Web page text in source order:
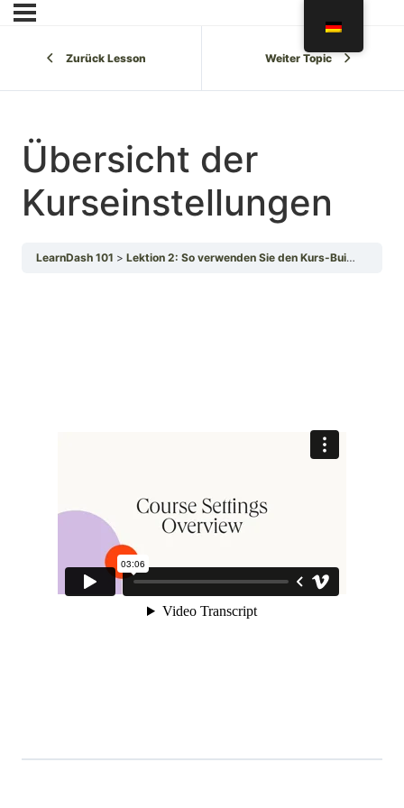
Zurück Lesson Weiter Topic
Übersicht der
Kurseinstellungen
LearnDash 101 Lektion 2: So verwenden Sie den Kurs-Builder zum Hinzufügen von Lektionen, Themen und Tests